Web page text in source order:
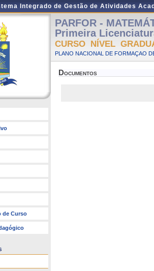
Integrado de Gestão de Atividades
de Curso
PARFOR -
Primeira
CURSO NÍVEL
PLANO NACIONAL DE FORMAÇAO
Documentos